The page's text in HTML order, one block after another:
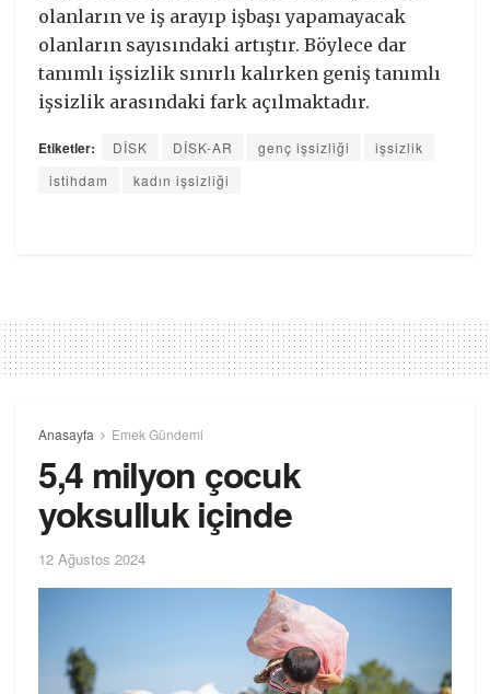
olanların ve iş arayıp işbaşı yapamayacak
olanların sayısındaki artıştır. Böylece dar
tanımlı işsizlik sınırlı kalırken geniş tanımlı
işsizlik arasındaki fark açılmaktadır.
Etiketler: DİSK DİSK-AR genç işsizliği
işsizlik
istihdam
kadın işsizliği
Anasayfa Emek Gündemi
5,4 milyon çocuk
yoksulluk içinde
12 Ağustos 2024